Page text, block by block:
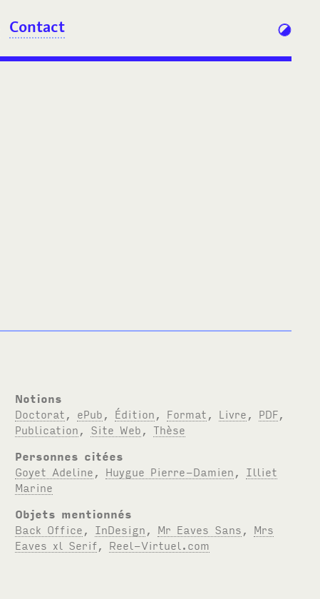
Contact
Notions
Doctorat
ePub Édition Format Livre PDF
Publication
Site Web ,Thèse
Personnes citées
Goyet Adeline
Huygue Pierre-Damien
Illiet
Marine
Objets mentionnés
Back Office
InDesign Mr Eaves Sans
Mrs
Eaves xl Serif
Reel-Virtuel.com